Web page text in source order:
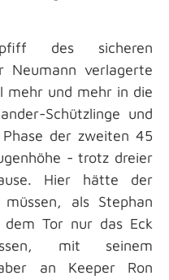
des sicheren
Neumann verlagerte
mehr und mehr in die
Schützlinge und
der zweiten 45
- trotz dreier
Hier hätte der
als Stephan
Tor nur das Eck
mit seinem
an Keeper Ron